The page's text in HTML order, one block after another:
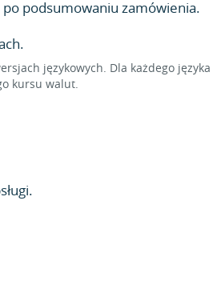
podsumowaniu zamówienia.
językowych. Dla każdego
kursu walut.